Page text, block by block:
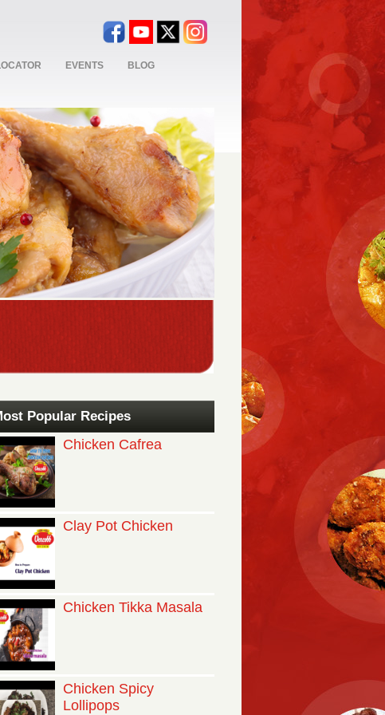
EVENTS BLOG
Popular Recipes
Chicken Cafrea
Clay Pot Chicken
Chicken Tikka Masala
Chicken Spicy
Lollipops